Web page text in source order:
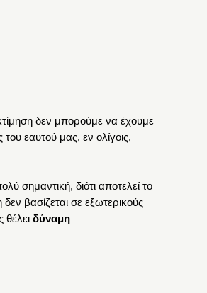
δεν μπορούμε να έχουμε
εαυτού μας, εν ολίγοις,
σημαντική, διότι αποτελεί το
βασίζεται σε εξωτερικούς
θέλειδύναμη